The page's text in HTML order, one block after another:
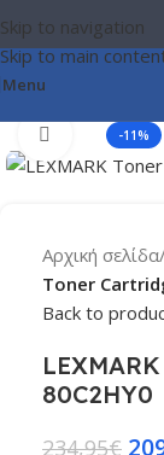
Skip to navigation
Skip to main
Menu
-11%
Click to
Αρχική σελίδα
Toner
Back to
80C2HY0
234,95€